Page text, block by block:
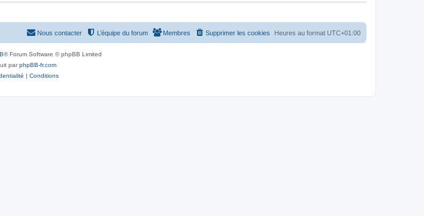
Heures au format UTC+01:00
Supprimer les cookies
Membres
L’équipe du forum
Nous contacter
® Forum Software © phpBB Limited
parphpBB-fr.com
| Conditions